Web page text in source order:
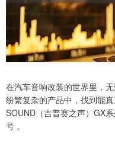
在汽车音响改装的世界里，
纷繁复杂的产品中，找到能
SOUND（吉普赛之声）GX
号 。